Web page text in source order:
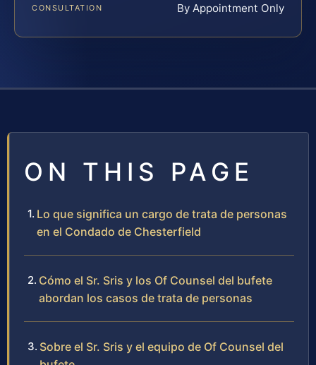
CONSULTATION By Appointment Only
ON THIS PAGE
Lo que significa un cargo de trata de personas
en el Condado de Chesterfield
Cómo el Sr. Sris y los Of Counsel del bufete
abordan los casos de trata de personas
Sobre el Sr. Sris y el equipo de Of Counsel del